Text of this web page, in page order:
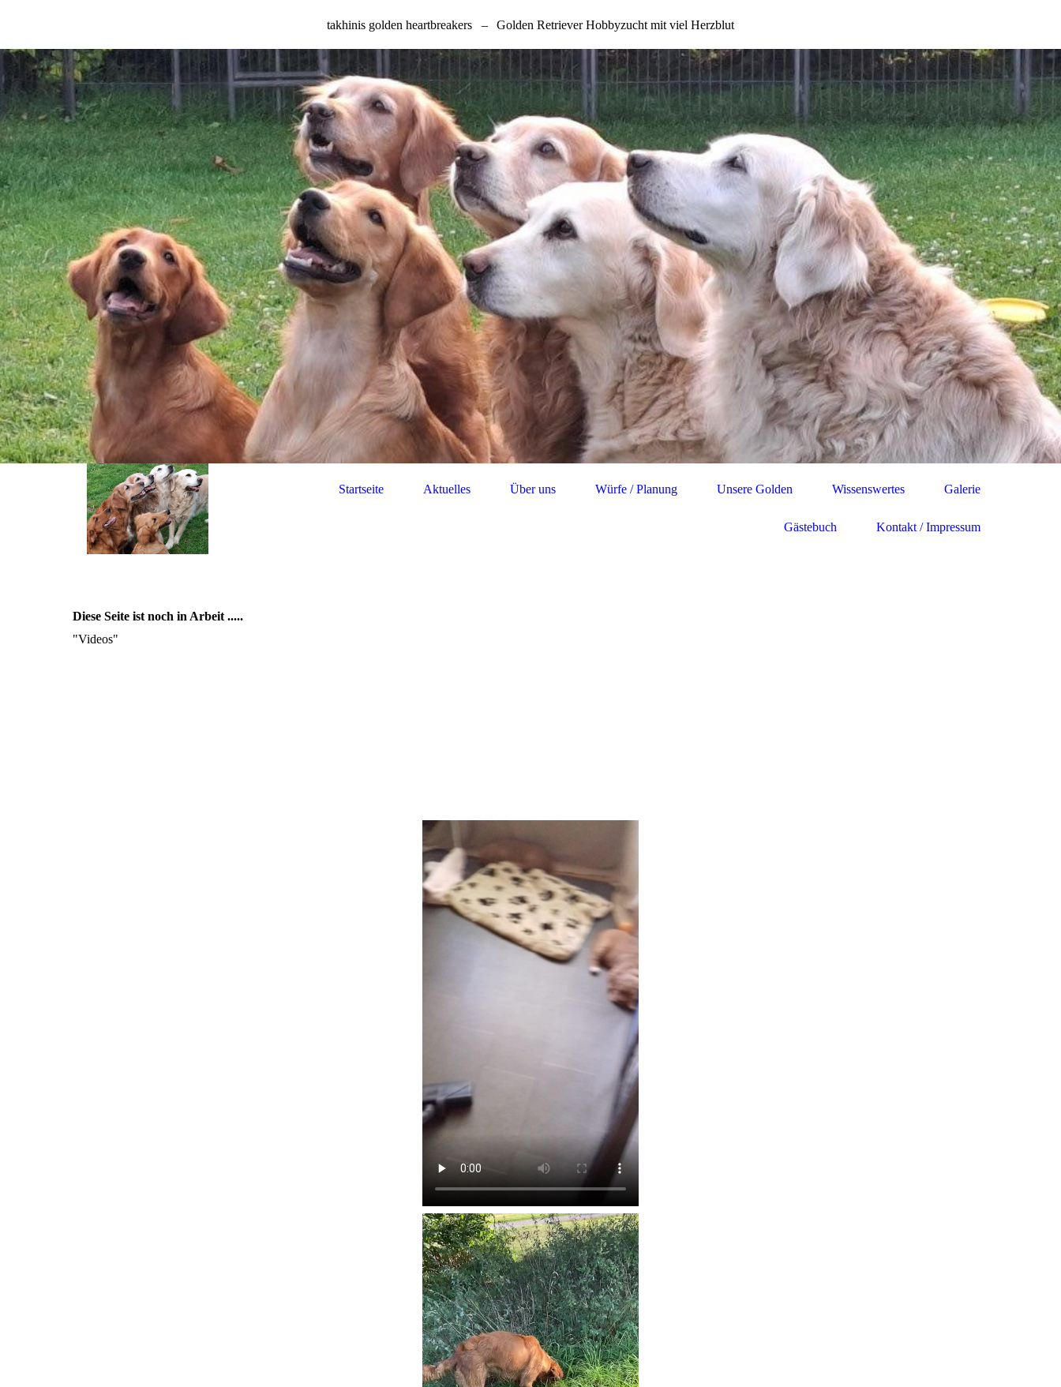
takhinis golden heartbreakers – Golden Retriever Hobbyzucht mit viel Herzblut
Startseite Aktuelles Über uns Würfe / Planung Unsere Golden Wissenswertes Galerie
Gästebuch Kontakt / Impressum
Diese Seite ist noch in Arbeit .....
"Videos"